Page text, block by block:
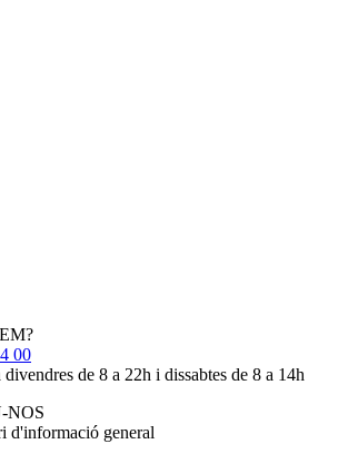
00
de 8 a 22h i dissabtes de 8 a 14h
NOS
d'informació general